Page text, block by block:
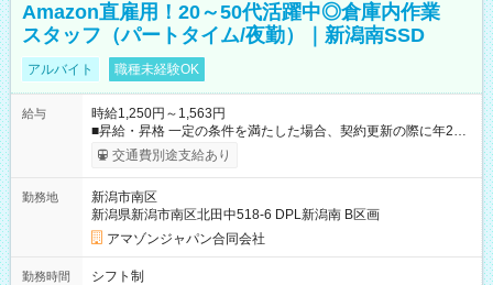
Amazon直雇用！20～50代活躍中◎倉庫内作業
スタッフ（パートタイム/夜勤）｜新潟南SSD
アルバイト 職種未経験OK
給与
時給1,250円～1,563円
■昇給・昇格 一定の条件を満たした場合、契約更新の際に年2回
まで昇給の機会があります。 ■正社員登用制度あり ※月末締/翌
月25日支払い ※時間外手当、別途支給 ※深夜割増賃金 (22:00～
☆Amazon直雇用で安定して働けます！ 【試用期間】試用期間
あり 試用期間の長さ：1週間 雇用形態、給与は本採用時と同じ
です。
交通費別途支給あり
勤務地
新潟市南区
新潟県新潟市南区北田中518-6 DPL新潟南 B区画
アマゾンジャパン合同会社
勤務時間
シフト制